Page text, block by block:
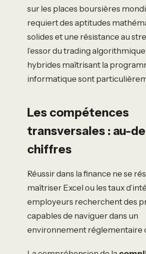
sur les places boursières
requiert des aptitudes
solides et une résistance au
l’essor du trading
hybrides maîtrisant la
informatique sont
Les compétences
transversales : au-
chiffres
Réussir dans la finance ne se
maîtriser Excel ou les taux
employeurs recherchent des
capables de naviguer dans un
environnement réglementaire